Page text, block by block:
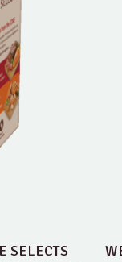
SELECTS